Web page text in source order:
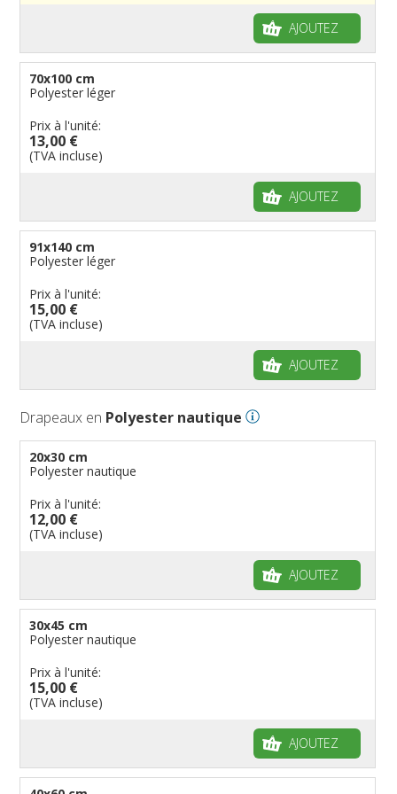
Drapeaux groupes ethniques & nations non
Drapeaux pirates
Drapeaux de table
AJOUTEZ
70x100 cm
Polyester léger
Prix à l'unité:
13,00 €
(TVA incluse)
AJOUTEZ
91x140 cm
Polyester léger
Prix à l'unité:
15,00 €
(TVA incluse)
AJOUTEZ
Drapeaux en Polyester nautique
20x30 cm
Polyester nautique
Prix à l'unité:
12,00 €
(TVA incluse)
AJOUTEZ
30x45 cm
Polyester nautique
Prix à l'unité:
15,00 €
(TVA incluse)
AJOUTEZ